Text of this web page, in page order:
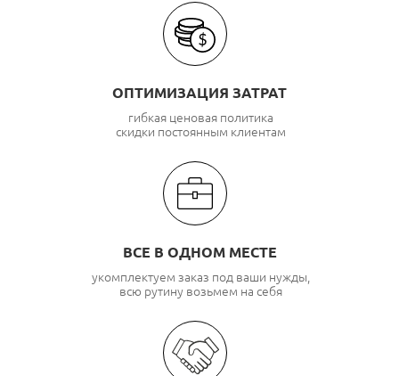
ОПТИМИЗАЦИЯ ЗАТРАТ
гибкая ценовая политика
скидки постоянным клиентам
ВСЕ В ОДНОМ МЕСТЕ
укомплектуем заказ под ваши нужды,
всю рутину возьмем на себя